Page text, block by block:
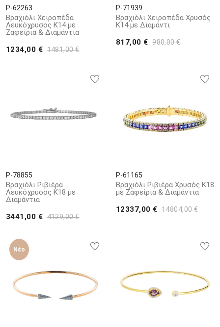
P-62263
Βραχιόλι Χειροπέδα
Λευκόχρυσος Κ14 με
Ζαφείρια & Διαμάντια
1234,00 € 1481,00 €
P-71939
Βραχιόλι Χειροπέδα Χρυσός
Κ14 με Διαμάντι
817,00 € 980,00 €
P-78855
Βραχιόλι Ριβιέρα
Λευκόχρυσος Κ18 με
Διαμάντια
3441,00 € 4129,00 €
P-61165
Βραχιόλι Ριβιέρα Χρυσός Κ18
με Ζαφείρια & Διαμάντια
12337,00 € 14804,00 €
Νέο